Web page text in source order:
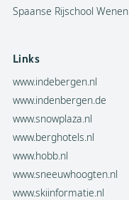
Spaanse Rijschool Wenen
Links
www.indebergen.nl
www.indenbergen.de
www.snowplaza.nl
www.berghotels.nl
www.hobb.nl
www.sneeuwhoogten.nl
www.skiinformatie.nl